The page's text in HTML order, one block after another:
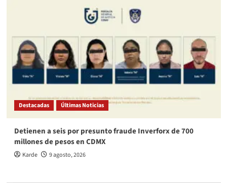
Destacadas Últimas Noticias
Detienen a seis por presunto fraude Inverforx de 700
millones de pesos en CDMX
Karde 9 agosto, 2026